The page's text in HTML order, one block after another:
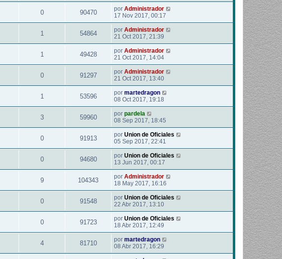
0 90470 por Administrador
17 Nov 2017, 00:17
1 54864 por Administrador
21 Oct 2017, 21:39
1 49428 por Administrador
21 Oct 2017, 14:04
0 91297 por Administrador
21 Oct 2017, 13:40
1 53596 por martedragon
08 Oct 2017, 19:18
3 59960 por pardela
08 Sep 2017, 18:45
0 91913 por Union de Oficiales
05 Sep 2017, 22:41
0 94680 por Union de Oficiales
13 Jun 2017, 00:17
9 104343 por Administrador
18 May 2017, 16:16
0 91548 por Union de Oficiales
22 Abr 2017, 13:10
0 91723 por Union de Oficiales
18 Abr 2017, 12:49
4 81710 por martedragon
08 Abr 2017, 16:29